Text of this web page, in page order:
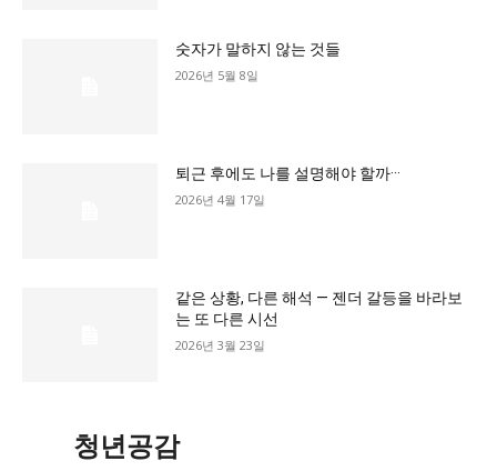
교육일반
학교
숫자가 말하지 않는 것들
2026년 5월 8일
퇴근 후에도 나를 설명해야 할까···
2026년 4월 17일
같은 상황, 다른 해석 — 젠더 갈등을 바라보
는 또 다른 시선
2026년 3월 23일
청년공감